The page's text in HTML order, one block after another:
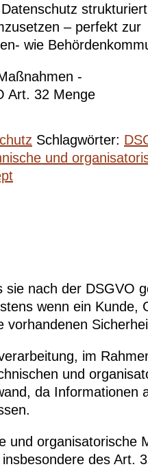
– perfekt zur
wie
-
Art. 32 Menge
Schlagwörter:
und
sie nach der DSGVO
wenn ein
vorhandenen
im
und
da
und
des Art.